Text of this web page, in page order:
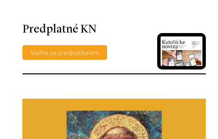
Predplatné KN
Staňte sa predplatiteľom